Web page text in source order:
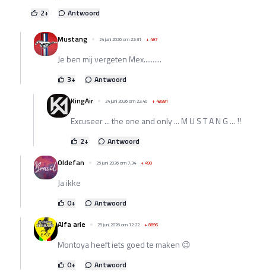
2+ Antwoord
Mustang 24 juni 2026 om 22:31 +497
Je ben mij vergeten Mex..........
3+
Antwoord
KingAir
24 juni 2026 om 22:40 +48581
Excuseer ... the one and only ... M U S T A N G ... ‼️
2+
Antwoord
Oldefan
25 juni 2026 om 7:34 +490
Ja ikke
0+
Antwoord
Alfa arie
25 juni 2026 om 12:22 +8896
Montoya heeft iets goed te maken 😉
0+ Antwoord